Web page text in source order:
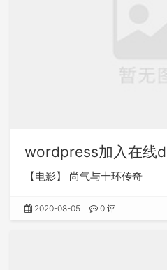
wordpress加入在线
【电影】 尚气与十环传奇
2020-08-05 0 评